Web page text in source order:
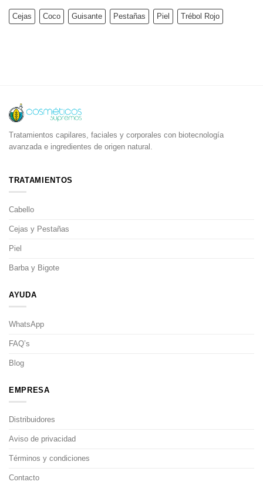
Cejas Coco Guisante Pestañas Piel Trébol Rojo
Tratamientos capilares, faciales y corporales con biotecnología
avanzada e ingredientes de origen natural.
TRATAMIENTOS
Cabello
Cejas y Pestañas
Piel
Barba y Bigote
AYUDA
WhatsApp
FAQ’s
Blog
EMPRESA
Distribuidores
Aviso de privacidad
Términos y condiciones
Contacto